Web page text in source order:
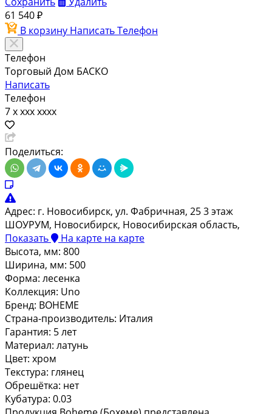
61 540 ₽
В корзину НаписатьТелефон
Телефон
Торговый Дом БАСКО
Написать
Телефон
7 x xxx xxxx
Поделиться:
Адрес: г. Новосибирск, ул. Фабричная, 25 3 этаж
ШОУРУМ, Новосибирск, Новосибирская область,
Показать
На карте на карте
Высота, мм: 800
Ширина, мм: 500
Форма: лесенка
Коллекция: Uno
Бренд: BOHEME
Страна-производитель: Италия
Гарантия: 5 лет
Материал: латунь
Цвет: хром
Текстура: глянец
Обрешётка: нет
Кубатура: 0.03